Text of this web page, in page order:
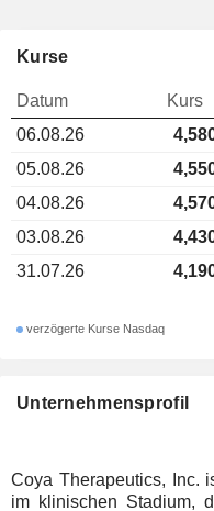
Unternehmensprofil
Coya Therapeutics, Inc.
im klinischen Stadium,
Kurse
Datum Kurs
06.08.26
05.08.26
04.08.26
03.08.26
31.07.26
verzögerte Kurse Nasdaq